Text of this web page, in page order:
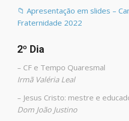
📁 Apresentação em slides –
Fraternidade 2022
2º Dia
– CF e Tempo Quaresmal
Irmã Valéria Leal
– Jesus Cristo: mestre e
Dom João Justino